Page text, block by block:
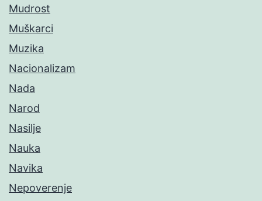
Mudrost
Muškarci
Muzika
Nacionalizam
Nada
Narod
Nasilje
Nauka
Navika
Nepoverenje